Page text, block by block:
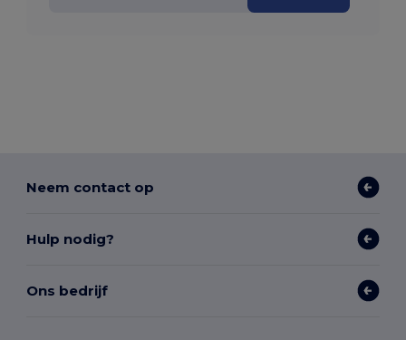
Neem contact op
Hulp nodig?
Ons bedrijf